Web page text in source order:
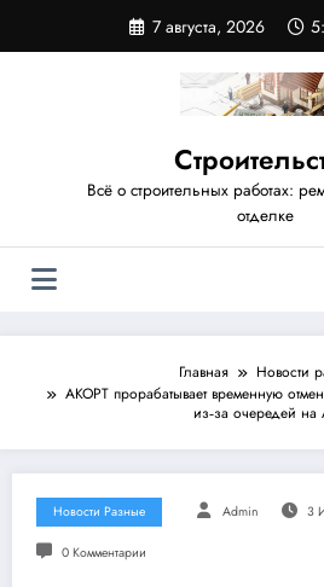
содержимому
7 августа, 2026
Всё о строительных работах:
отделке
Главная
Новости
АКОРТ прорабатывает временную
из‑за очередей
Новости Разные Admin 3
0 Комментарии